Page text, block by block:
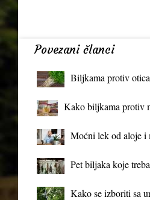
Povezani članci
Biljkama protiv
Kako biljkama protiv
Moćni lek od aloje i
Pet biljaka koje
Kako se izboriti sa